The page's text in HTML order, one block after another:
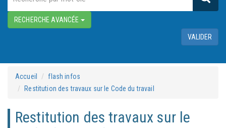
RECHERCHE AVANCÉE
VALIDER
Accueil
flash infos
Restitution des travaux sur le Code du travail
Restitution des travaux sur le